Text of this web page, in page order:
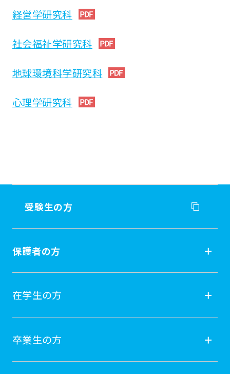
経営学研究科
社会福祉学研究科
地球環境科学研究科
心理学研究科
受験生の方
受験生の方
オープンキャンパス
保護者の方
保護者の方
学費納付金・奨学金
在学生の方
在学生の方
卒業生の方